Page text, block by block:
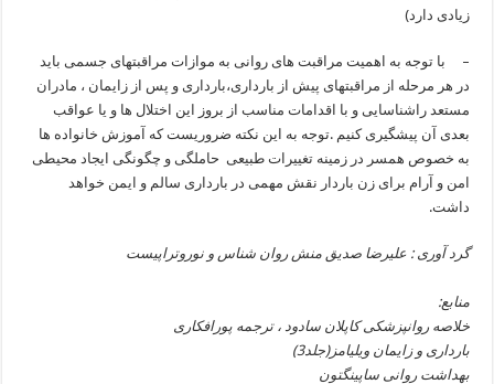
زیادی دارد)
– با توجه به اهمیت مراقبت های روانی به موازات مراقبتهای جسمی باید
در هر مرحله از مراقبتهای پیش از بارداری،بارداری و پس از زایمان ، مادران
مستعد راشناسایی و با اقدامات مناسب از بروز این اختلال ها و یا عواقب
بعدی آن پیشگیری کنیم .توجه به این نکته ضروریست که آموزش خانواده ها
به خصوص همسر در زمینه تغییرات طبیعی حاملگی و چگونگی ایجاد محیطی
امن و آرام برای زن باردار نقش مهمی در بارداری سالم و ایمن خواهد
داشت.
گرد آوری : علیرضا صدیق منش روان شناس و نوروتراپیست
منابع:
خلاصه روانپزشکی کاپلان سادود ، ترجمه پورافکاری
بارداری و زایمان ویلیامز(جلد3)
بهداشت روانی ساپینگتون